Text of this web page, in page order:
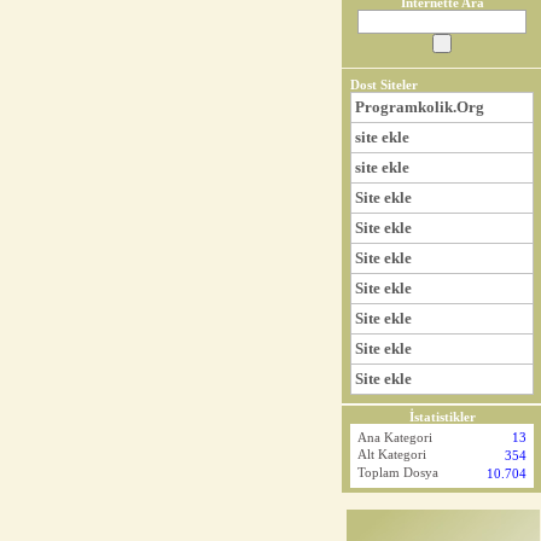
Dost Siteler
Programkolik.Org
site ekle
site ekle
Site ekle
Site ekle
Site ekle
Site ekle
Site ekle
Site ekle
Site ekle
İstatistikler
Ana Kategori
13
Alt Kategori
354
Toplam Dosya 10.704